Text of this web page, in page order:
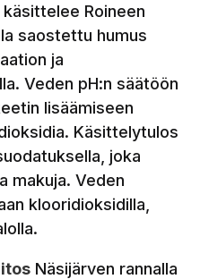
käsittelee Roineen
saostettu humus
ja
Veden pH:n säätöön
lisäämiseen
Käsittelytulos
joka
makuja. Veden
klooridioksidilla,
Näsijärven rannalla